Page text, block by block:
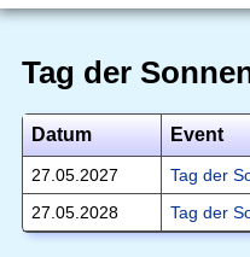
Tag der
Datum Event
27.05.2027
Tag der
27.05.2028
Tag der